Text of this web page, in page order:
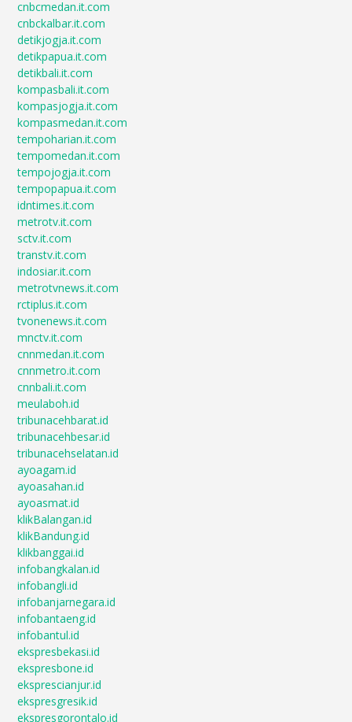
cnbcmedan.it.com
cnbckalbar.it.com
detikjogja.it.com
detikpapua.it.com
detikbali.it.com
kompasbali.it.com
kompasjogja.it.com
kompasmedan.it.com
tempoharian.it.com
tempomedan.it.com
tempojogja.it.com
tempopapua.it.com
idntimes.it.com
metrotv.it.com
sctv.it.com
transtv.it.com
indosiar.it.com
metrotvnews.it.com
rctiplus.it.com
tvonenews.it.com
mnctv.it.com
cnnmedan.it.com
cnnmetro.it.com
cnnbali.it.com
meulaboh.id
tribunacehbarat.id
tribunacehbesar.id
tribunacehselatan.id
ayoagam.id
ayoasahan.id
ayoasmat.id
klikBalangan.id
klikBandung.id
klikbanggai.id
infobangkalan.id
infobangli.id
infobanjarnegara.id
infobantaeng.id
infobantul.id
ekspresbekasi.id
ekspresbone.id
eksprescianjur.id
ekspresgresik.id
ekspresgorontalo.id